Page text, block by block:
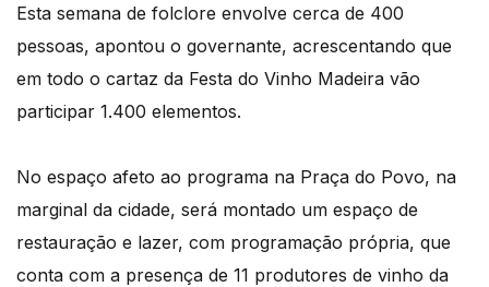
Esta semana de folclore envolve cerca de 400
pessoas, apontou o governante, acrescentando que
em todo o cartaz da Festa do Vinho Madeira vão
participar 1.400 elementos.
No espaço afeto ao programa na Praça do Povo, na
marginal da cidade, será montado um espaço de
restauração e lazer, com programação própria, que
conta com a presença de 11 produtores de vinho da